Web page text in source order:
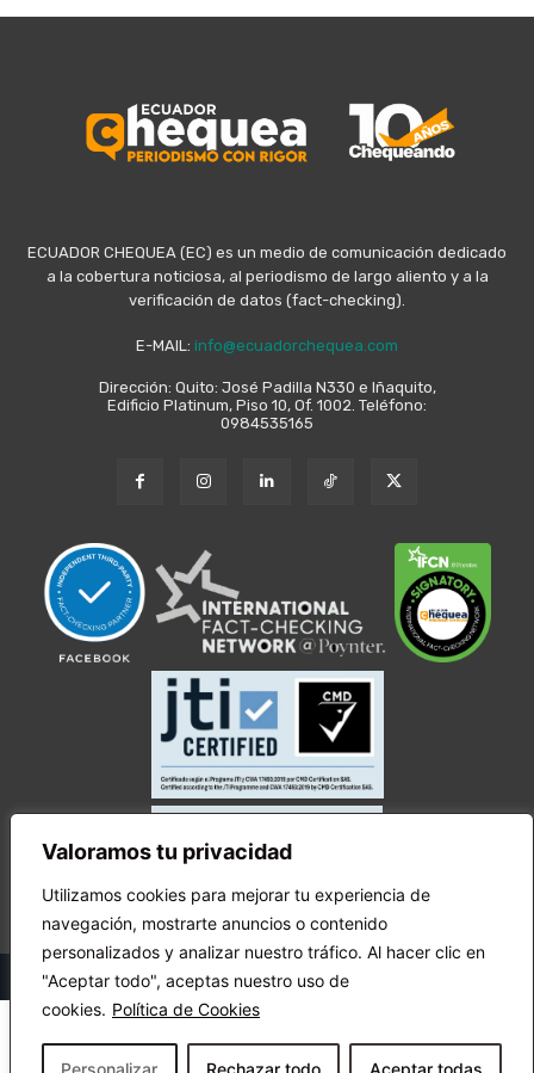
Valoramos tu privacidad
Utilizamos cookies para mejorar tu experiencia de
navegación, mostrarte anuncios o contenido
personalizados y analizar nuestro tráfico. Al hacer clic en
"Aceptar todo", aceptas nuestro uso de
cookies. Política de Cookies
Personalizar Rechazar todo Aceptar todas
ECUADOR CHEQUEA (EC) es un medio de comunicación dedicado
a la cobertura noticiosa, al periodismo de largo aliento y a la
verificación de datos (fact-checking).
E-MAIL: info@ecuadorchequea.com
Dirección: Quito: José Padilla N330 e Iñaquito,
Edificio Platinum, Piso 10, Of. 1002. Teléfono:
0984535165
© Copyright Ecuador Chequea 2025.